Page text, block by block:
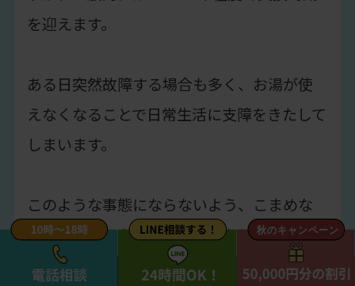
を迎えます。
ある日突然故障する場合も多く、お湯が使
えなくなることで日常生活に支障をきたして
しまいます。
このような事態にならないよう、こまめな
メンテナンスを心がけるとともに、交換が必
要な場合には信頼できる業者へ相談するこ